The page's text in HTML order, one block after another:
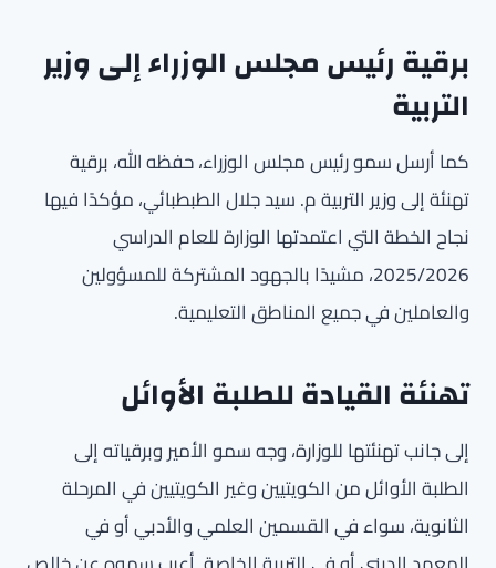
برقية رئيس مجلس الوزراء إلى وزير
التربية
كما أرسل سمو رئيس مجلس الوزراء، حفظه الله، برقية
تهنئة إلى وزير التربية م. سيد جلال الطبطبائي، مؤكدًا فيها
نجاح الخطة التي اعتمدتها الوزارة للعام الدراسي
2025/2026، مشيدًا بالجهود المشتركة للمسؤولين
والعاملين في جميع المناطق التعليمية.
تهنئة القيادة للطلبة الأوائل
إلى جانب تهنئتها للوزارة، وجه سمو الأمير وبرقياته إلى
الطلبة الأوائل من الكويتيين وغير الكويتيين في المرحلة
الثانوية، سواء في القسمين العلمي والأدبي أو في